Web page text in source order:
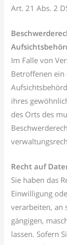
Art. 21 Abs. 2
Im Falle von
Betroffenen ein
ihres
des Orts des
Recht auf
Sie haben das
Einwilligung
verarbeiten, an
gängigen,
lassen. Sofern